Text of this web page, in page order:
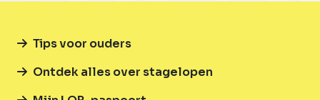
Tips voor ouders
Ontdek alles over stagelopen